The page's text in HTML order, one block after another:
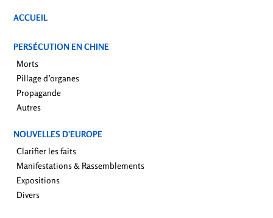
ACCUEIL
PERSÉCUTION EN CHINE
Morts
Pillage d’organes
Propagande
Autres
NOUVELLES D’EUROPE
Clarifier les faits
Manifestations & Rassemblements
Expositions
Divers